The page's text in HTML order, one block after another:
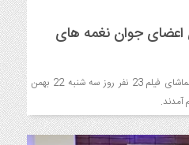
۲۳ نفر برای اعضای جوان نغمه های
اعضای این مجموعه مردمی جهت تماشای فیلم 23 نفر روز سه شنبه 22 بهمن